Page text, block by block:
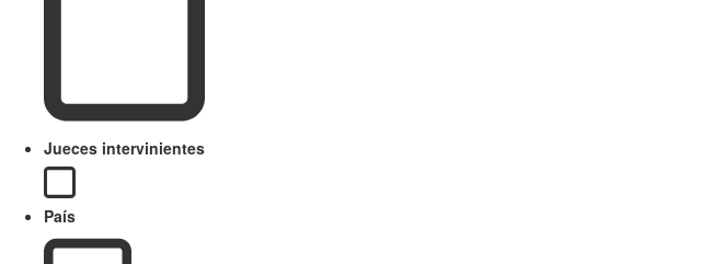
Jueces intervinientes
País